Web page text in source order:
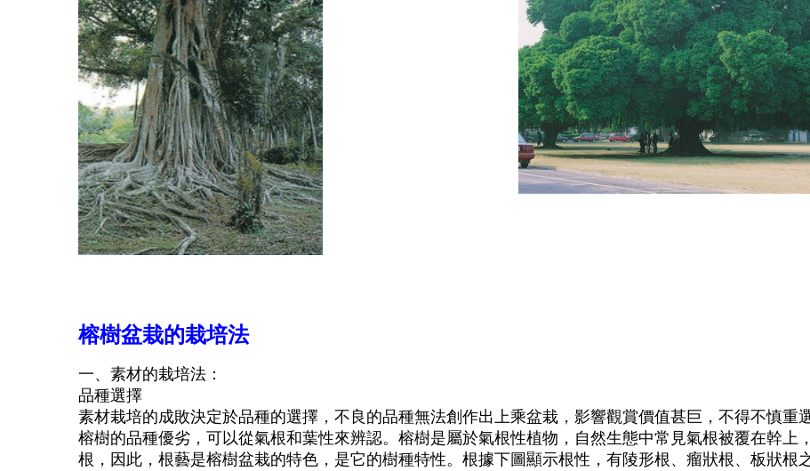
榕樹盆栽的栽培法
一、素材的栽培法：
品種選擇
素材栽培的成敗決定於品種的選擇，不良的品種無法創作出上乘盆栽，影響觀賞價值甚巨，不得不慎重選
榕樹的品種優劣，可以從氣根和葉性來辨認。榕樹是屬於氣根性植物，自然生態中常見氣根被覆在幹上
根，因此，根藝是榕樹盆栽的特色，是它的樹種特性。根據下圖顯示根性，有陵形根、瘤狀根、板狀根